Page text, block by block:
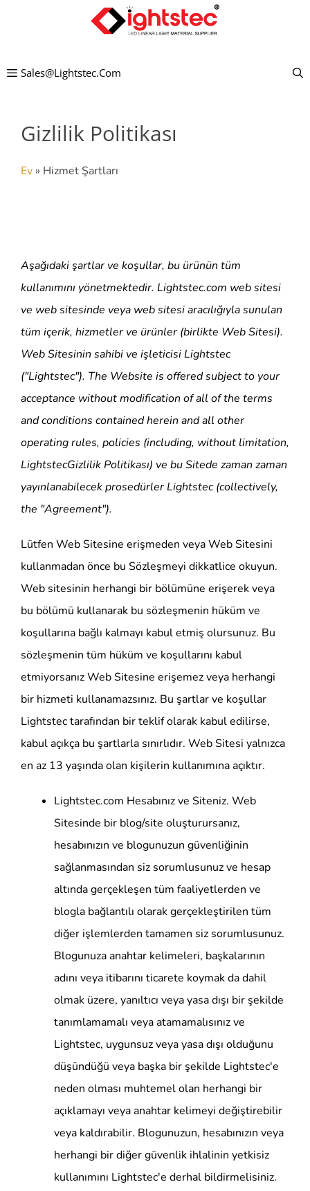
Sales@lightstec.com
Gizlilik Politikası
Ev » Hizmet Şartları
Aşağıdaki şartlar ve koşullar, bu ürünün tüm
kullanımını yönetmektedir. Lightstec.com web sitesi
ve web sitesinde veya web sitesi aracılığıyla sunulan
tüm içerik, hizmetler ve ürünler (birlikte Web Sitesi).
Web Sitesinin sahibi ve işleticisi Lightstec
("Lightstec"). The Website is offered subject to your
acceptance without modification of all of the terms
and conditions contained herein and all other
operating rules, policies (including, without limitation,
LightstecGizlilik Politikası) ve bu Sitede zaman zaman
yayınlanabilecek prosedürler Lightstec (collectively,
the "Agreement").
Lütfen Web Sitesine erişmeden veya Web Sitesini
kullanmadan önce bu Sözleşmeyi dikkatlice okuyun.
Web sitesinin herhangi bir bölümüne erişerek veya
bu bölümü kullanarak bu sözleşmenin hüküm ve
koşullarına bağlı kalmayı kabul etmiş olursunuz. Bu
sözleşmenin tüm hüküm ve koşullarını kabul
etmiyorsanız Web Sitesine erişemez veya herhangi
bir hizmeti kullanamazsınız. Bu şartlar ve koşullar
Lightstec tarafından bir teklif olarak kabul edilirse,
kabul açıkça bu şartlarla sınırlıdır. Web Sitesi yalnızca
en az 13 yaşında olan kişilerin kullanımına açıktır.
Lightstec.com Hesabınız ve Siteniz. Web
Sitesinde bir blog/site oluşturursanız,
hesabınızın ve blogunuzun güvenliğinin
sağlanmasından siz sorumlusunuz ve hesap
altında gerçekleşen tüm faaliyetlerden ve
blogla bağlantılı olarak gerçekleştirilen tüm
diğer işlemlerden tamamen siz sorumlusunuz.
Blogunuza anahtar kelimeleri, başkalarının
adını veya itibarını ticarete koymak da dahil
olmak üzere, yanıltıcı veya yasa dışı bir şekilde
tanımlamamalı veya atamamalısınız ve
Lightstec, uygunsuz veya yasa dışı olduğunu
düşündüğü veya başka bir şekilde Lightstec'e
neden olması muhtemel olan herhangi bir
açıklamayı veya anahtar kelimeyi değiştirebilir
veya kaldırabilir. Blogunuzun, hesabınızın veya
herhangi bir diğer güvenlik ihlalinin yetkisiz
kullanımını Lightstec'e derhal bildirmelisiniz.